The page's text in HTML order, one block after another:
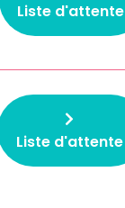
Liste d'attente
Liste d'attente